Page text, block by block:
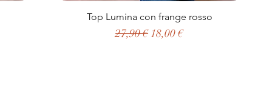
Top Lumina con frange rosso
Prezzo regolare
27,90 € Prezzo scontato
18,00 €